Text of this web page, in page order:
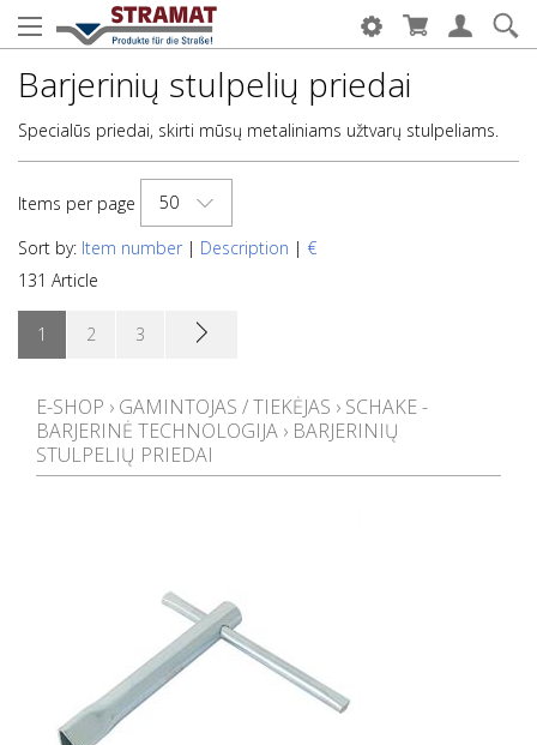
Barjerinių stulpelių priedai
Specialūs priedai, skirti mūsų metaliniams užtvarų stulpeliams.
Items per page
50
Sort by: Item number | Description | €
131 Article
1 2 3
E-SHOP › GAMINTOJAS / TIEKĖJAS › SCHAKE -
BARJERINĖ TECHNOLOGIJA › BARJERINIŲ
STULPELIŲ PRIEDAI